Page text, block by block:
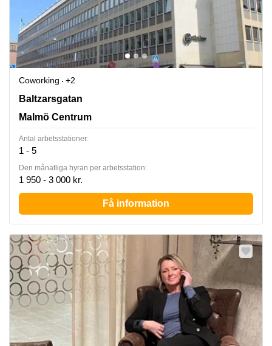
Coworking
+2
Baltzarsgatan 18, Malmö Centrum
Baltzarsgatan
Malmö Centrum
Antal arbetsstationer:
1 - 5
Den månatliga hyran per arbetsstation:
1 950 - 3 000 kr.
Få information